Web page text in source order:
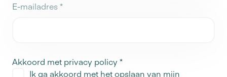
E-mailadres *
Akkoord met privacy policy *
Ik ga akkoord met het opslaan van mijn